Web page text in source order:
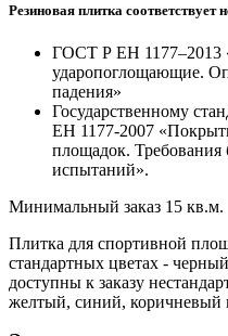
Резиновая плитка
ГОСТ Р ЕН 1177–2013
ударопоглощающие.
падения»
Государственному
ЕН 1177-2007
площадок. Требования
испытаний».
Минимальный заказ 15 кв.м.
Плитка для спортивной
стандартных цветах -
доступны к заказу
желтый, синий, коричневый